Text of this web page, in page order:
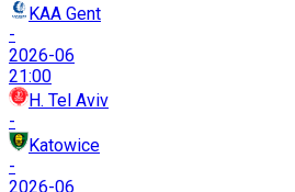
KAA Gent
-
2026-06
21:00
H. Tel Aviv
-
Katowice
-
2026-06